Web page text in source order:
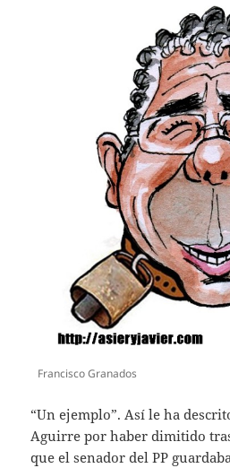
Francisco Granados
“Un ejemplo”. Así le ha
Aguirre por haber dimitido
que el senador del PP